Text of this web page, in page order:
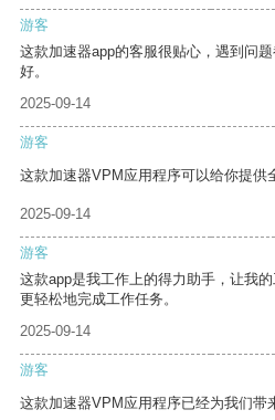
游客
这款加速器app的客服很贴心，遇到问
好。
2025-09-14
游客
这款加速器VPM应用程序可以给你提供
2025-09-14
游客
这款app是我工作上的得力助手，让我
更轻松地完成工作任务。
2025-09-14
游客
这款加速器VPM应用程序已经为我们带